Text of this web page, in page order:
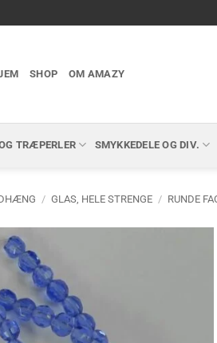
SHOP OM AMAZY
TRÆPERLER SMYKKEDELE OG DIV.
/ GLAS, HELE STRENGE / RUNDE